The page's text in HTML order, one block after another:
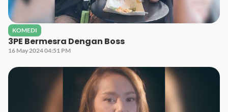
KOMEDI
3PE Bermesra Dengan Boss
16 May 2024 04:51 PM